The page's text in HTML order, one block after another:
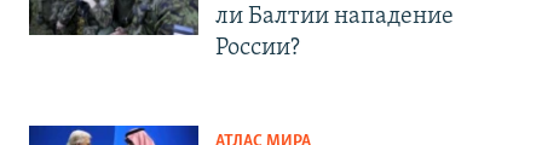
ли Балтии нападение
России?